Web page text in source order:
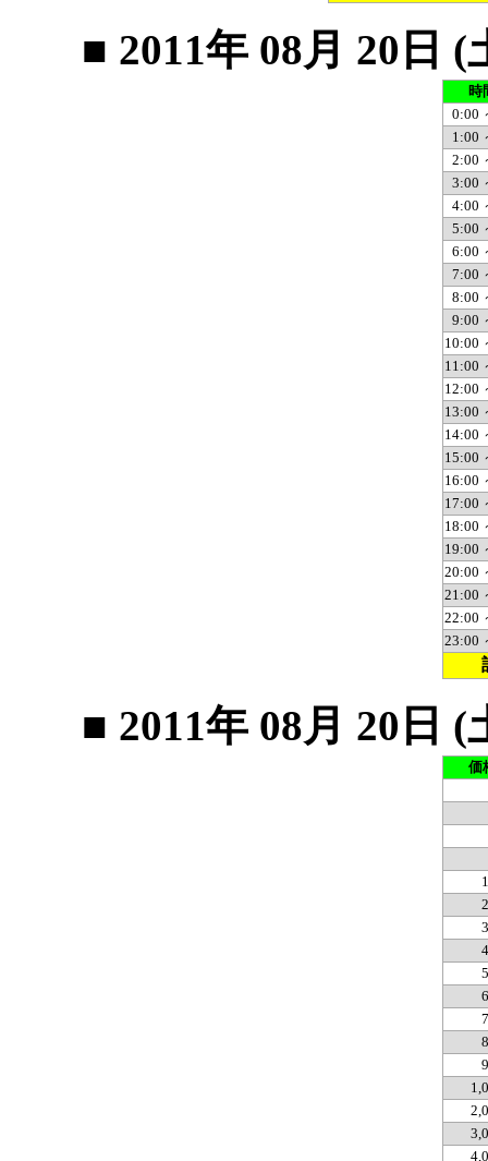
■ 2011年 08月 20日
時
0:00
1:00
2:00
3:00
4:00
5:00
6:00
7:00
8:00
9:00
10:00
11:00
12:00
13:00
14:00
15:00
16:00
17:00
18:00
19:00
20:00
21:00
22:00
23:00
■ 2011年 08月 20日
価